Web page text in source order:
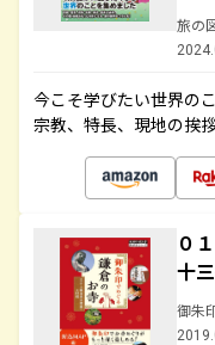
旅の
今こそ学びたい世界の
宗教、特長、現地の挨
０
十
御朱